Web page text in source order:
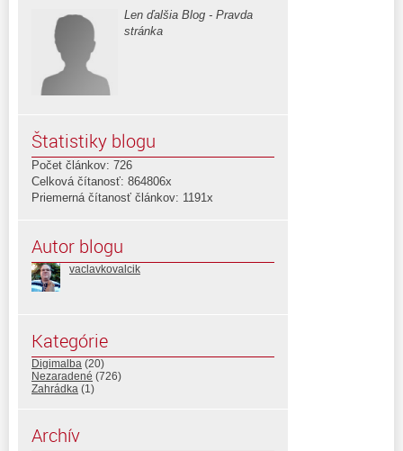
Len ďalšia Blog - Pravda
stránka
Štatistiky blogu
Počet článkov: 726
Celková čítanosť: 864806x
Priemerná čítanosť článkov: 1191x
Autor blogu
vaclavkovalcik
Kategórie
Digimalba (20)
Nezaradené (726)
Zahrádka (1)
Archív